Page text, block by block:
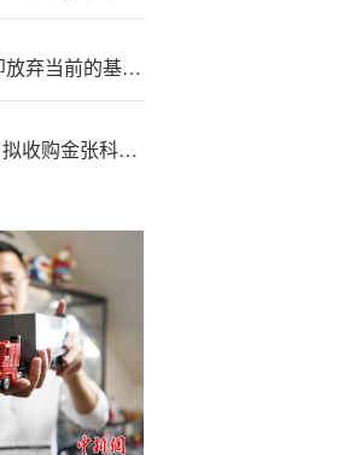
高市早.苗：不会立即放弃当前的基本预算目标
国风新材1?0天?6板 拟收购金张科技进一步布局新材料领域